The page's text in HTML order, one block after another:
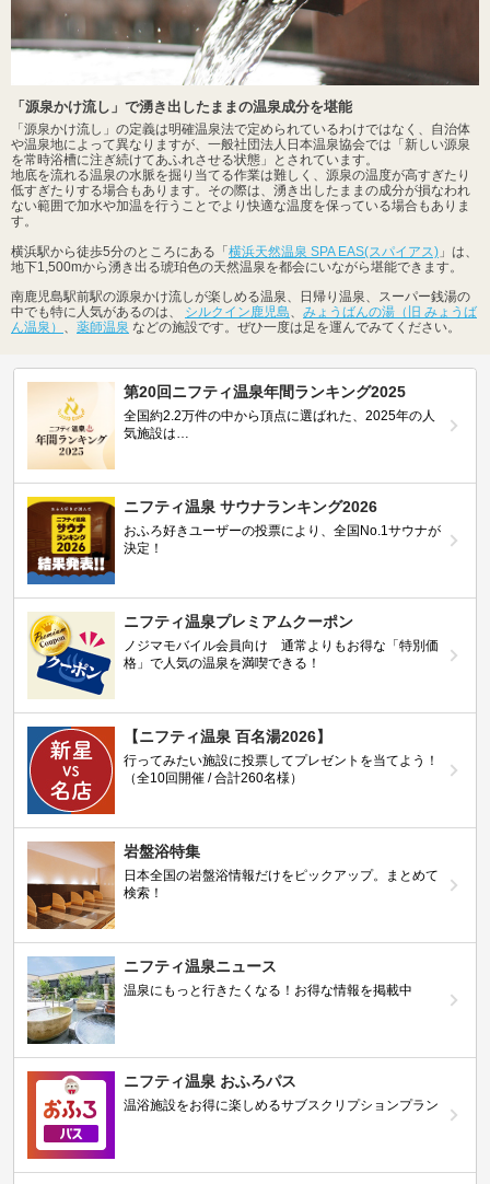
「源泉かけ流し」で湧き出したままの温泉成分を堪能
「源泉かけ流し」の定義は明確温泉法で定められているわけではなく、自治体
や温泉地によって異なりますが、一般社団法人日本温泉協会では「新しい源泉
を常時浴槽に注ぎ続けてあふれさせる状態」とされています。
地底を流れる温泉の水脈を掘り当てる作業は難しく、源泉の温度が高すぎたり
低すぎたりする場合もあります。その際は、湧き出したままの成分が損なわれ
ない範囲で加水や加温を行うことでより快適な温度を保っている場合もありま
す。
横浜駅から徒歩5分のところにある「 横浜天然温泉 SPA EAS(スパイアス) 」は、
地下1,500mから湧き出る琥珀色の天然温泉を都会にいながら堪能できます。
南鹿児島駅前駅の源泉かけ流しが楽しめる温泉、日帰り温泉、スーパー銭湯の
中でも特に人気があるのは、 シルクイン鹿児島、 みょうばんの湯（旧 みょうば
ん温泉） 、 薬師温泉 などの施設です。ぜひ一度は足を運んでみてください。
第20回ニフティ温泉年間ランキング2025
全国約2.2万件の中から頂点に選ばれた、2025年の人
気施設は…
ニフティ温泉 サウナランキング2026
おふろ好きユーザーの投票により、全国No.1サウナが
決定！
ニフティ温泉プレミアムクーポン
ノジマモバイル会員向け 通常よりもお得な「特別価
格」で人気の温泉を満喫できる！
【ニフティ温泉 百名湯2026】
行ってみたい施設に投票してプレゼントを当てよう！
（全10回開催 / 合計260名様）
岩盤浴特集
日本全国の岩盤浴情報だけをピックアップ。まとめて
検索！
ニフティ温泉ニュース
温泉にもっと行きたくなる！お得な情報を掲載中
ニフティ温泉 おふろパス
温浴施設をお得に楽しめるサブスクリプションプラン